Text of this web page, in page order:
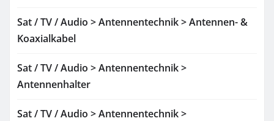
Sat / TV / Audio > Antennentechnik > Antennen- &
Koaxialkabel
Sat / TV / Audio > Antennentechnik >
Antennenhalter
Sat / TV / Audio > Antennentechnik >